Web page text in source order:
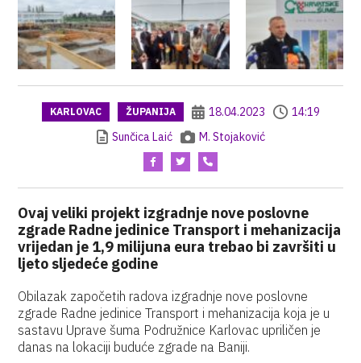
KARLOVAC ŽUPANIJA 18.04.2023
14:19
Sunčica Laić
M. Stojaković
Ovaj veliki projekt izgradnje nove poslovne
zgrade Radne jedinice Transport i mehanizacija
vrijedan je 1,9 milijuna eura trebao bi završiti u
ljeto sljedeće godine
Obilazak započetih radova izgradnje nove poslovne
zgrade Radne jedinice Transport i mehanizacija koja je u
sastavu Uprave šuma Podružnice Karlovac upriličen je
danas na lokaciji buduće zgrade na Baniji.